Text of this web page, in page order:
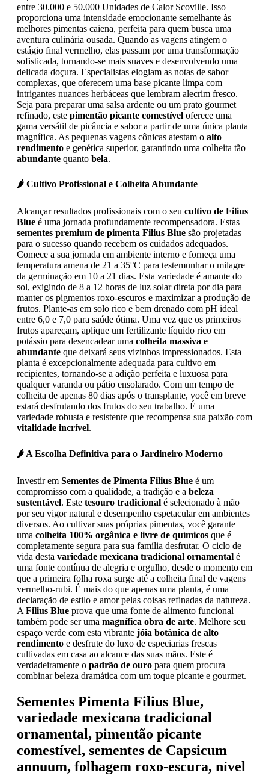
entre 30.000 e 50.000 Unidades de Calor Scoville. Isso
proporciona uma intensidade emocionante semelhante às
melhores pimentas caiena, perfeita para quem busca uma
aventura culinária ousada. Quando as vagens atingem o
estágio final vermelho, elas passam por uma transformação
sofisticada, tornando-se mais suaves e desenvolvendo uma
delicada doçura. Especialistas elogiam as notas de sabor
complexas, que oferecem uma base picante limpa com
intrigantes nuances herbáceas que lembram alecrim fresco.
Seja para preparar uma salsa ardente ou um prato gourmet
refinado, este pimentão picante comestível oferece uma
gama versátil de picância e sabor a partir de uma única planta
magnífica. As pequenas vagens cônicas atestam o alto
rendimento e genética superior, garantindo uma colheita tão
abundante quanto bela.
🌶️ Cultivo Profissional e Colheita Abundante
Alcançar resultados profissionais com o seu cultivo de Filius
Blue é uma jornada profundamente recompensadora. Estas
sementes premium de pimenta Filius Blue são projetadas
para o sucesso quando recebem os cuidados adequados.
Comece a sua jornada em ambiente interno e forneça uma
temperatura amena de 21 a 35°C para testemunhar o milagre
da germinação em 10 a 21 dias. Esta variedade é amante do
sol, exigindo de 8 a 12 horas de luz solar direta por dia para
manter os pigmentos roxo-escuros e maximizar a produção de
frutos. Plante-as em solo rico e bem drenado com pH ideal
entre 6,0 e 7,0 para saúde ótima. Uma vez que os primeiros
frutos apareçam, aplique um fertilizante líquido rico em
potássio para desencadear uma colheita massiva e
abundante que deixará seus vizinhos impressionados. Esta
planta é excepcionalmente adequada para cultivo em
recipientes, tornando-se a adição perfeita e luxuosa para
qualquer varanda ou pátio ensolarado. Com um tempo de
colheita de apenas 80 dias após o transplante, você em breve
estará desfrutando dos frutos do seu trabalho. É uma
variedade robusta e resistente que recompensa sua paixão com
vitalidade incrível.
🌶️ A Escolha Definitiva para o Jardineiro Moderno
Investir em Sementes de Pimenta Filius Blue é um
compromisso com a qualidade, a tradição e a beleza
sustentável. Este tesouro tradicional é selecionado à mão
por seu vigor natural e desempenho espetacular em ambientes
diversos. Ao cultivar suas próprias pimentas, você garante
uma colheita 100% orgânica e livre de químicos que é
completamente segura para sua família desfrutar. O ciclo de
vida desta variedade mexicana tradicional ornamental é
uma fonte contínua de alegria e orgulho, desde o momento em
que a primeira folha roxa surge até a colheita final de vagens
vermelho-rubi. É mais do que apenas uma planta, é uma
declaração de estilo e amor pelas coisas refinadas da natureza.
A Filius Blue prova que uma fonte de alimento funcional
também pode ser uma magnífica obra de arte. Melhore seu
espaço verde com esta vibrante jóia botânica de alto
rendimento e desfrute do luxo de especiarias frescas
cultivadas em casa ao alcance das suas mãos. Este é
verdadeiramente o padrão de ouro para quem procura
combinar beleza dramática com um toque picante e gourmet.
Sementes Pimenta Filius Blue,
variedade mexicana tradicional
ornamental, pimentão picante
comestível, sementes de Capsicum
annuum, folhagem roxo-escura, nível